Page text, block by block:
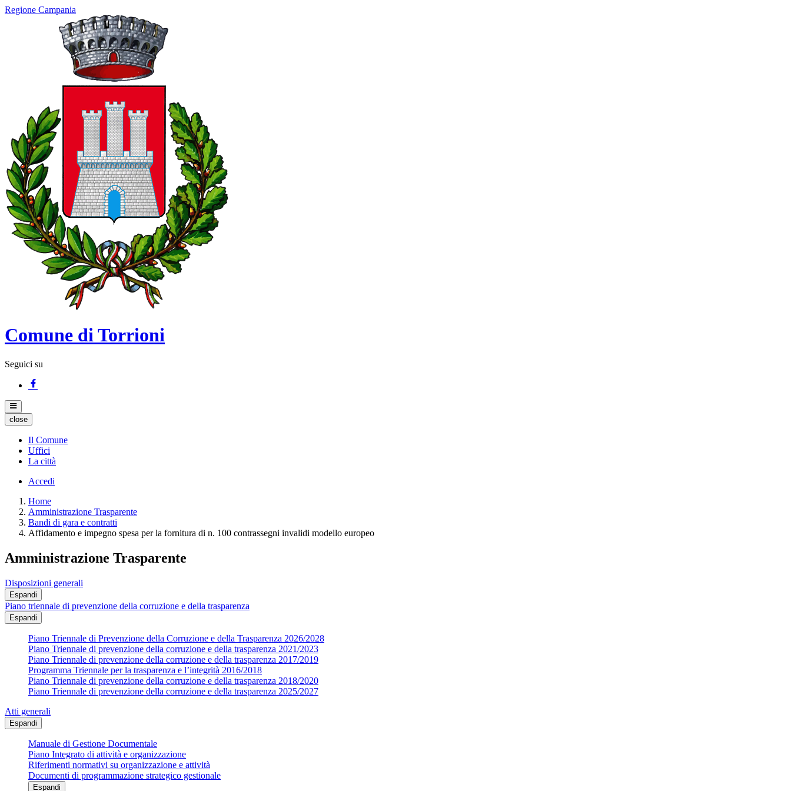
Regione Campania
Comune di Torrioni
Seguici su
close
Il Comune
Uffici
La città
Accedi
Home
Amministrazione Trasparente
Bandi di gara e contratti
Affidamento e impegno spesa per la fornitura di n. 100 contrassegni invalidi modello europeo
Amministrazione Trasparente
Disposizioni generali
Espandi
Piano triennale di prevenzione della corruzione e della trasparenza
Espandi
Piano Triennale di Prevenzione della Corruzione e della Trasparenza 2026/2028
Piano Triennale di prevenzione della corruzione e della trasparenza 2021/2023
Piano Triennale di prevenzione della corruzione e della trasparenza 2017/2019
Programma Triennale per la trasparenza e l’integrità 2016/2018
Piano Triennale di prevenzione della corruzione e della trasparenza 2018/2020
Piano Triennale di prevenzione della corruzione e della trasparenza 2025/2027
Atti generali
Espandi
Manuale di Gestione Documentale
Piano Integrato di attività e organizzazione
Riferimenti normativi su organizzazione e attività
Documenti di programmazione strategico gestionale
Espandi